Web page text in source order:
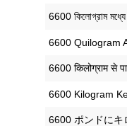
‎6600 কিলোগ্রাম মধ্যে
‎6600 Quilogram
‎6600 किलोग्राम से
‎6600 Kilogram
‎6600 ポンドにキ